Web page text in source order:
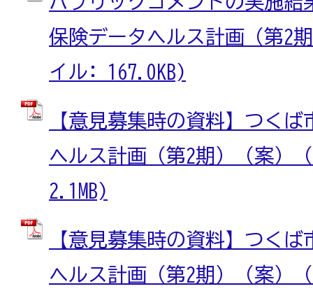
保険データヘルス計画（第2
イル: 167.0KB)
【意見募集時の資料】つく
ヘルス計画（第2期）（案）
2.1MB)
【意見募集時の資料】つく
ヘルス計画（第2期）（案）